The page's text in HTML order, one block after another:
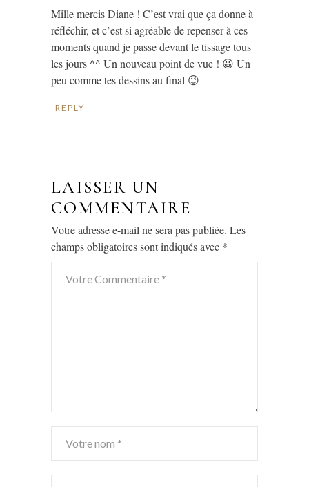
Mille mercis Diane ! C’est vrai que ça donne à
réfléchir, et c’est si agréable de repenser à ces
moments quand je passe devant le tissage tous
les jours ^^ Un nouveau point de vue ! 😀 Un
peu comme tes dessins au final 😉
REPLY
LAISSER UN
COMMENTAIRE
Votre adresse e-mail ne sera pas publiée. Les
champs obligatoires sont indiqués avec *